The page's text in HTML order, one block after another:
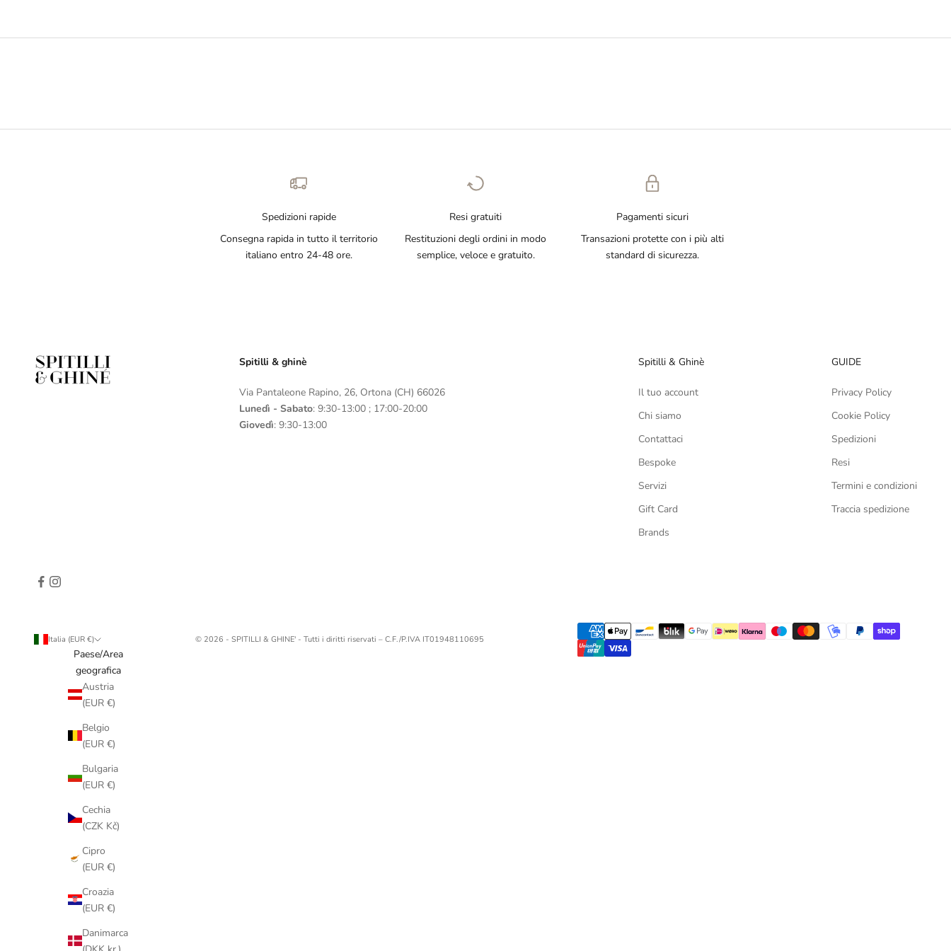
Spedizioni rapide
Consegna rapida in tutto il territorio
italiano entro 24-48 ore.
Resi gratuiti
Restituzioni degli ordini in modo
semplice, veloce e gratuito.
Pagamenti sicuri
Transazioni protette con i più alti
standard di sicurezza.
Spitilli & ghinè
Via Pantaleone Rapino, 26, Ortona (CH) 66026
Lunedì - Sabato: 9:30-13:00 ; 17:00-20:00
Giovedì: 9:30-13:00
Spitilli & Ghinè
Il tuo account
Chi siamo
Contattaci
Bespoke
Servizi
Gift Card
Brands
GUIDE
Privacy Policy
Cookie Policy
Spedizioni
Resi
Termini e condizioni
Traccia spedizione
Italia (EUR €)
Paese/Area
geografica
Austria
(EUR €)
Belgio
(EUR €)
Bulgaria
(EUR €)
Cechia
(CZK Kč)
Cipro
(EUR €)
Croazia
(EUR €)
Danimarca
© 2026 - SPITILLI & GHINE' - Tutti i diritti riservati – C.F./P.IVA IT01948110695